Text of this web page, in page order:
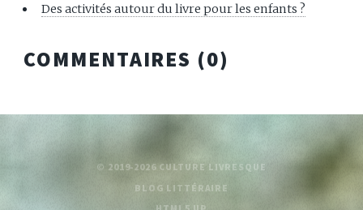
Des activités autour du livre pour les enfants ?
COMMENTAIRES (0)
© 2019-2026 CULTURE LIVRESQUE
BLOG LITTÉRAIRE